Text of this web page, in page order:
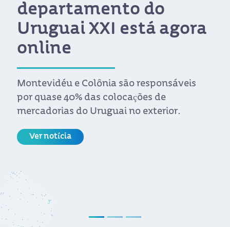
departamento do
Uruguai XXI está agora
online
Montevidéu e Colônia são responsáveis
por quase 40% das colocações de
mercadorias do Uruguai no exterior.
Ver notícia